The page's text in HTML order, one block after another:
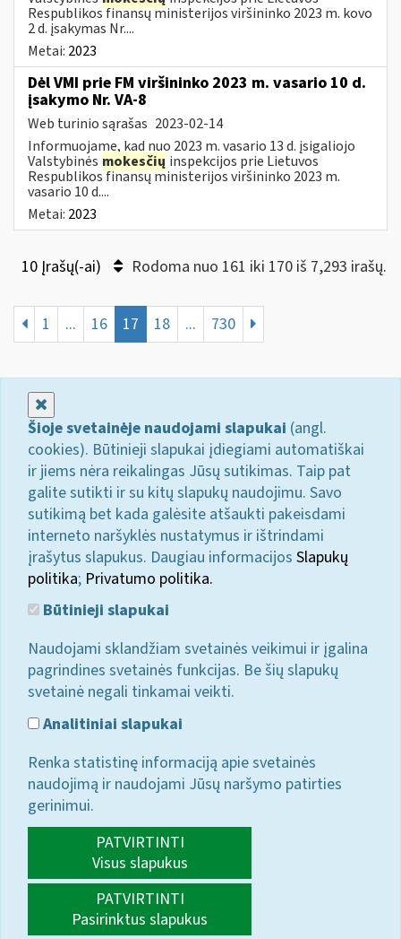
Respublikos finansų ministerijos viršininko 2023 m. kovo
2 d. įsakymas Nr....
Metai: 2023
Dėl VMI prie FM viršininko 2023 m. vasario 10 d.
įsakymo Nr. VA-8
Web turinio sąrašas 2023-02-14
Informuojame, kad nuo 2023 m. vasario 13 d. įsigaliojo
Valstybinės mokesčių inspekcijos prie Lietuvos
Respublikos finansų ministerijos viršininko 2023 m.
vasario 10 d....
Metai: 2023
10 Įrašų(-ai) Rodoma nuo 161 iki 170 iš 7,293 irašų.
1 ... 16 17 18 ... 730
Šioje svetainėje naudojami slapukai (angl.
cookies). Būtinieji slapukai įdiegiami automatiškai
ir jiems nėra reikalingas Jūsų sutikimas. Taip pat
galite sutikti ir su kitų slapukų naudojimu. Savo
sutikimą bet kada galėsite atšaukti pakeisdami
interneto naršyklės nustatymus ir ištrindami
įrašytus slapukus. Daugiau informacijos Slapukų
politika; Privatumo politika.
Būtinieji slapukai
Naudojami sklandžiam svetainės veikimui ir įgalina
pagrindines svetainės funkcijas. Be šių slapukų
svetainė negali tinkamai veikti.
Analitiniai slapukai
Renka statistinę informaciją apie svetainės
naudojimą ir naudojami Jūsų naršymo patirties
gerinimui.
PATVIRTINTI
Visus slapukus
PATVIRTINTI
Pasirinktus slapukus